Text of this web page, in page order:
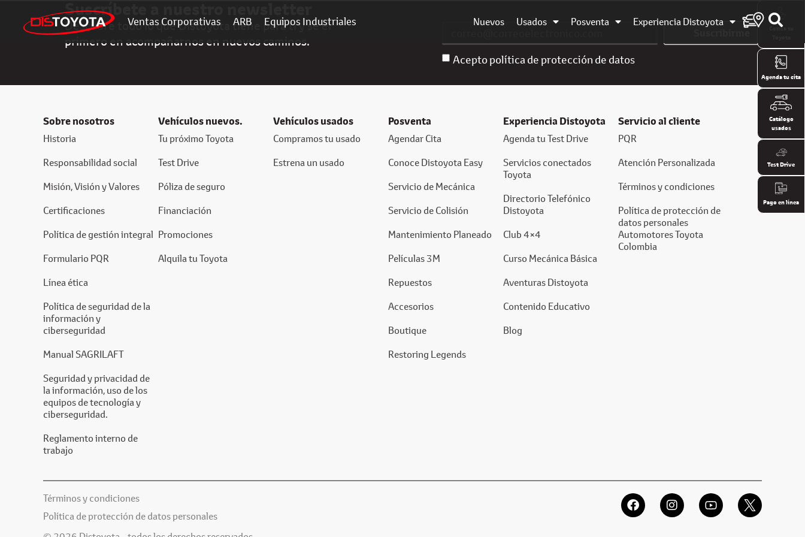
Ventas Corporativas ARB Equipos Industriales Nuevos Usados Posventa Experiencia Distoyota
Suscríbete a nuestro newsletter
Descubre todo lo que Distoyota tiene para ti y sé el
primero en acompañarnos en nuevos caminos.
Acepto política de protección de datos
Suscribirme
Sobre nosotros
Historia
Responsabilidad social
Misión, Visión y Valores
Certificaciones
Política de gestión integral
Formulario PQR
Línea ética
Política de seguridad de la
información y
ciberseguridad
Manual SAGRILAFT
Seguridad y privacidad de
la información, uso de los
equipos de tecnología y
ciberseguridad.
Reglamento interno de
trabajo
Vehículos nuevos.
Tu próximo Toyota
Test Drive
Póliza de seguro
Financiación
Promociones
Alquila tu Toyota
Vehículos usados
Compramos tu usado
Estrena un usado
Posventa
Agendar Cita
Conoce Distoyota Easy
Servicio de Mecánica
Servicio de Colisión
Mantenimiento Planeado
Películas 3M
Repuestos
Accesorios
Boutique
Restoring Legends
Experiencia Distoyota
Agenda tu Test Drive
Servicios conectados
Toyota
Directorio Telefónico
Distoyota
Club 4×4
Curso Mecánica Básica
Aventuras Distoyota
Contenido Educativo
Blog
Servicio al cliente
PQR
Atención Personalizada
Términos y condiciones
Política de protección de
datos personales
Automotores Toyota
Colombia
Términos y condiciones
Política de protección de datos personales
Cotiza tu
Agenda tu cita
Catálogo
usados
Test Drive
Pago en línea